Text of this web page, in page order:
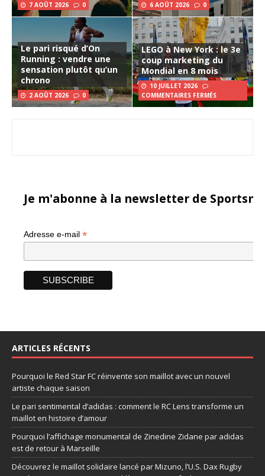
7 AOÛT 2026 0 6 AOÛT 2026 0
Le pari risqué d’On
Running : vendre une
sensation plutôt qu’un
chrono
2 AOÛT 2026 0
LEGO à New York : le 3e
coup marketing du
Mondial en 8 mois
10 JUILLET 2026
COMMENTAIRES FERMÉS
Je m'abonne à la newsletter de
Adresse e-mail *
ARTICLES RÉCENTS
Pourquoi le Red Star FC réinvente son maillot avec un nouvel
artiste chaque saison
Le pari sentimental d’adidas : comment le RC Lens transforme un
maillot en histoire d’amour
Pourquoi l’affichage monumental de Zinedine Zidane par adidas
est de retour à Marseille
Découvrez le maillot solidaire lancé par Mizuno, l’U.S. Dax Rugby